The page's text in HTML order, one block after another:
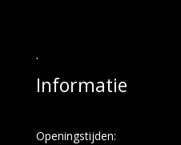
.
Informatie
Openingstijden: